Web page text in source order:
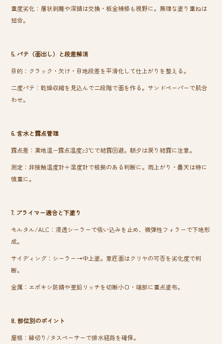
重度劣化：層状剥離や深錆は交換・板金補修も視野に。無理な塗り重ねは
短命。
5. パテ（面出し）と段差解消
目的：クラック・欠け・目地段差を平滑化して仕上がりを整える。
二度パテ：乾燥収縮を見込んで二段階で面を作る。サンドペーパーで肌合
わせ。
6. 含水と露点管理
露点差：素地温−露点温度≥3℃で結露回避。朝夕は戻り結露に注意。
測定：非接触温度計＋湿度計で根拠のある判断に。雨上がり・曇天は特に
慎重に。
7. プライマー適合と下塗り
モルタル/ALC：浸透シーラーで吸い込みを止め、微弾性フィラーで下地形
成。
サイディング：シーラー→中上塗。意匠面はクリヤの可否を劣化度で判
断。
金属：エポキシ防錆や亜鉛リッチを切断小口・端部に重点塗布。
8. 部位別のポイント
屋根：縁切り/タスペーサーで排水経路を確保。